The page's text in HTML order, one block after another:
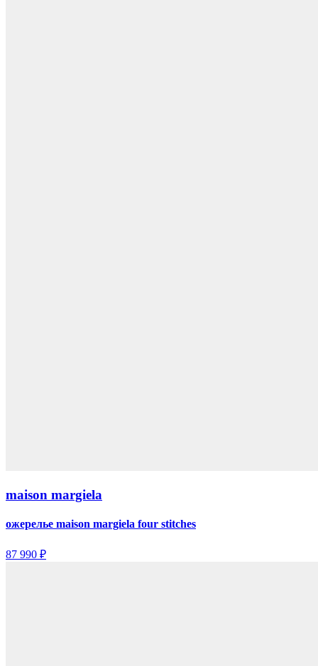
maison margiela
ожерелье maison margiela four stitches
87 990 ₽